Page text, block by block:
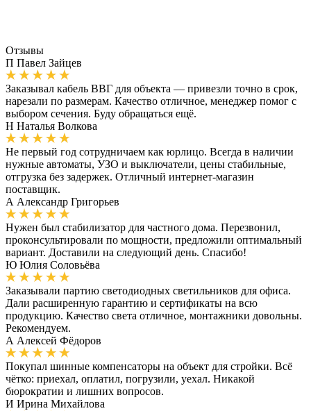
Отзывы
П Павел Зайцев
Заказывал кабель ВВГ для объекта — привезли точно в срок,
нарезали по размерам. Качество отличное, менеджер помог с
выбором сечения. Буду обращаться ещё.
Н Наталья Волкова
Не первый год сотрудничаем как юрлицо. Всегда в наличии
нужные автоматы, УЗО и выключатели, цены стабильные,
отгрузка без задержек. Отличный интернет-магазин
поставщик.
А Александр Григорьев
Нужен был стабилизатор для частного дома. Перезвонил,
проконсультировали по мощности, предложили оптимальный
вариант. Доставили на следующий день. Спасибо!
Ю Юлия Соловьёва
Заказывали партию светодиодных светильников для офиса.
Дали расширенную гарантию и сертификаты на всю
продукцию. Качество света отличное, монтажники довольны.
Рекомендуем.
А Алексей Фёдоров
Покупал шинные компенсаторы на объект для стройки. Всё
чётко: приехал, оплатил, погрузили, уехал. Никакой
бюрократии и лишних вопросов.
И Ирина Михайлова